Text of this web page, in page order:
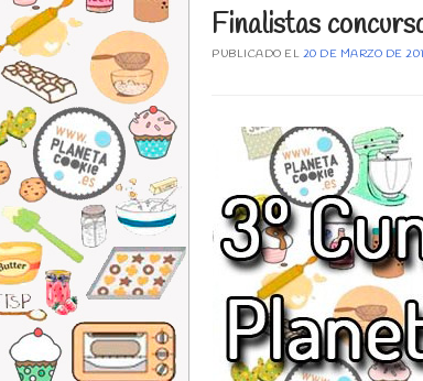
Finalistas
PUBLICADO EL 20 DE MARZO DE